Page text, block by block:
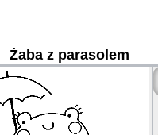
Żaba z parasolem